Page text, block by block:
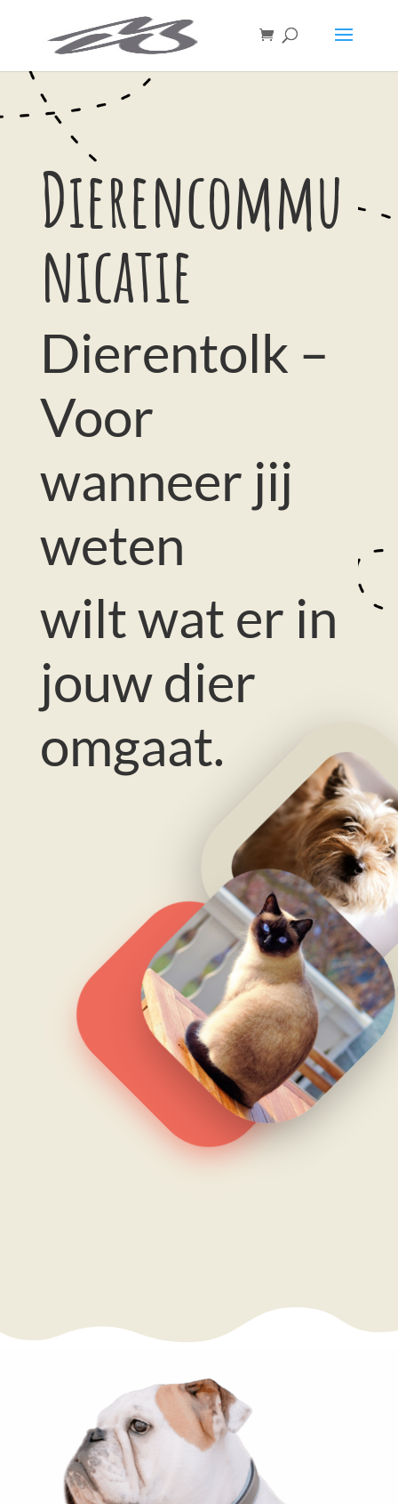
Dierencommu
nicatie
Dierentolk –
Voor
wanneer jij
weten
wilt wat er in
jouw dier
omgaat.